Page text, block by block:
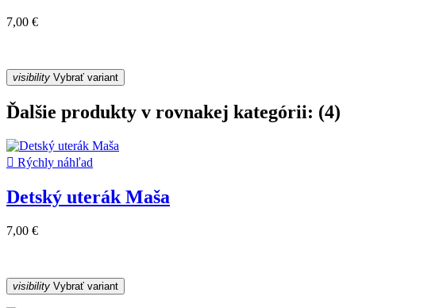
7,00 €
visibility Vybrať variant
Ďalšie produkty v rovnakej kategórii: (4)
 Rýchly náhľad
Detský uterák Maša
7,00 €
visibility Vybrať variant